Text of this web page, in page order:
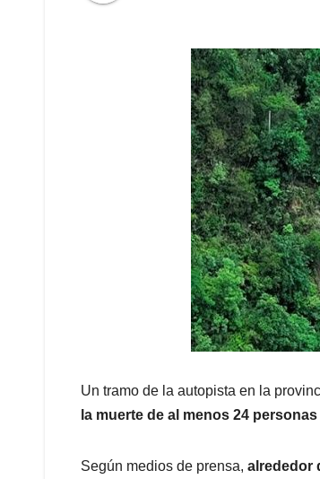
Un tramo de la autopista en la
la muerte de al menos 24
Según medios de prensa, alrededor